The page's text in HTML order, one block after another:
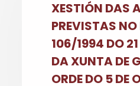
XESTIÓN DAS
PREVISTAS NO
106/1994 DO 21
DA XUNTA DE
ORDE DO 5 DE